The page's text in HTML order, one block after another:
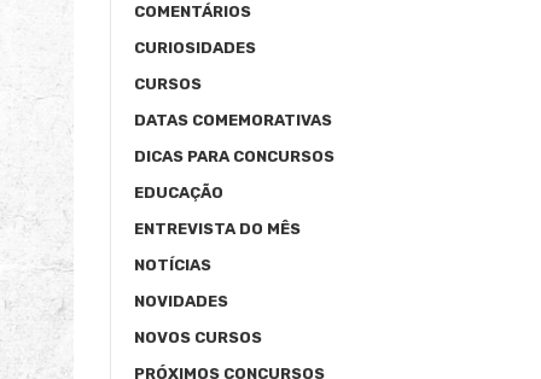
COMENTÁRIOS
CURIOSIDADES
CURSOS
DATAS COMEMORATIVAS
DICAS PARA CONCURSOS
EDUCAÇÃO
ENTREVISTA DO MÊS
NOTÍCIAS
NOVIDADES
NOVOS CURSOS
PRÓXIMOS CONCURSOS